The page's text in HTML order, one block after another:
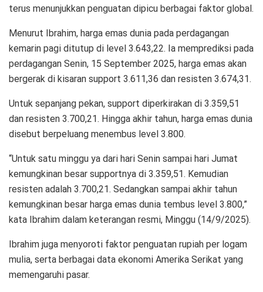
terus menunjukkan penguatan dipicu berbagai faktor global.
Menurut Ibrahim, harga emas dunia pada perdagangan
kemarin pagi ditutup di level 3.643,22. Ia memprediksi pada
perdagangan Senin, 15 September 2025, harga emas akan
bergerak di kisaran support 3.611,36 dan resisten 3.674,31.
Untuk sepanjang pekan, support diperkirakan di 3.359,51
dan resisten 3.700,21. Hingga akhir tahun, harga emas dunia
disebut berpeluang menembus level 3.800.
“Untuk satu minggu ya dari hari Senin sampai hari Jumat
kemungkinan besar supportnya di 3.359,51. Kemudian
resisten adalah 3.700,21. Sedangkan sampai akhir tahun
kemungkinan besar harga emas dunia tembus level 3.800,”
kata Ibrahim dalam keterangan resmi, Minggu (14/9/2025).
Ibrahim juga menyoroti faktor penguatan rupiah per logam
mulia, serta berbagai data ekonomi Amerika Serikat yang
memengaruhi pasar.